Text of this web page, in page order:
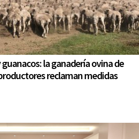
la ganadería ovina de
reclaman medidas